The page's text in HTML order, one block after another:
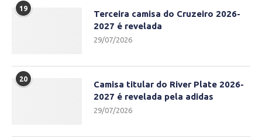
19
Terceira camisa do Cruzeiro 2026-
2027 é revelada
29/07/2026
20
Camisa titular do River Plate 2026-
2027 é revelada pela adidas
29/07/2026